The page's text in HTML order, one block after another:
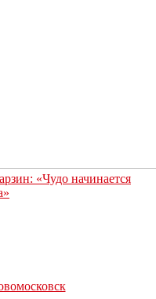
«Чудо начинается